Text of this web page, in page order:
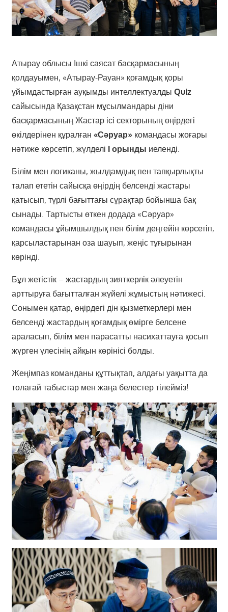
Атырау облысы Ішкі саясат басқармасының
қолдауымен, «Атырау-Рауан» қоғамдық қоры
ұйымдастырған ауқымды интеллектуалды Quiz
сайысында Қазақстан мұсылмандары діни
басқармасының Жастар ісі секторының өңірдегі
өкілдерінен құралған «Сәруар»командасы жоғары
нәтиже көрсетіп, жүлделі І орынды иеленді.
Білім мен логиканы, жылдамдық пен тапқырлықты
талап ететін сайысқа өңірдің белсенді жастары
қатысып, түрлі бағыттағы сұрақтар бойынша бақ
сынады. Тартысты өткен додада «Сәруар»
командасы ұйымшылдық пен білім деңгейін көрсетіп,
қарсыластарынан оза шауып, жеңіс тұғырынан
көрінді.
Бұл жетістік – жастардың зияткерлік әлеуетін
арттыруға бағытталған жүйелі жұмыстың нәтижесі.
Сонымен қатар, өңірдегі дін қызметкерлері мен
белсенді жастардың қоғамдық өмірге белсене
араласып, білім мен парасатты насихаттауға қосып
жүрген үлесінің айқын көрінісі болды.
Жеңімпаз команданы құттықтап, алдағы уақытта да
толағай табыстар мен жаңа белестер тілейміз!